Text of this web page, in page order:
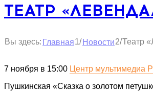
ТЕАТР
Вы здесь: Главная1/ Новости2/Театр
7 ноября в 15:00 Центр мультимедиа
Пушкинская «Сказка о золотом